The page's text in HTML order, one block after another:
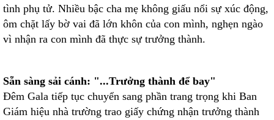
tình phụ tử. Nhiều bậc cha mẹ không giấu nổi sự xúc động,
ôm chặt lấy bờ vai đã lớn khôn của con mình, nghẹn ngào
vì nhận ra con mình đã thực sự trưởng thành.
Sẵn sàng sải cánh: "...Trưởng thành để bay"
Đêm Gala tiếp tục chuyển sang phần trang trọng khi Ban
Giám hiệu nhà trường trao giấy chứng nhận trưởng thành